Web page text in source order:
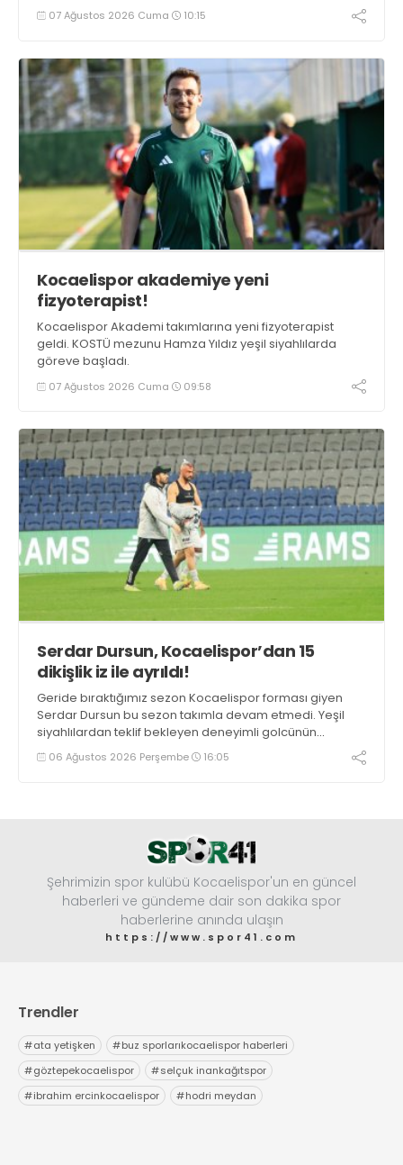
07 Ağustos 2026 Cuma 10:15
Kocaelispor akademiye yeni
fizyoterapist!
Kocaelispor Akademi takımlarına yeni fizyoterapist
geldi. KOSTÜ mezunu Hamza Yıldız yeşil siyahlılarda
göreve başladı.
07 Ağustos 2026 Cuma 09:58
Serdar Dursun, Kocaelispor’dan 15
dikişlik iz ile ayrıldı!
Geride bıraktığımız sezon Kocaelispor forması giyen
Serdar Dursun bu sezon takımla devam etmedi. Yeşil
siyahlılardan teklif bekleyen deneyimli golcünün
Gaziantep FK ile söz kesecek.
06 Ağustos 2026 Perşembe 16:05
Şehrimizin spor kulübü Kocaelispor'un en güncel
haberleri ve gündeme dair son dakika spor
haberlerine anında ulaşın
https://www.spor41.com
Trendler
#ata yetişken #buz sporlarıkocaelispor haberleri
#göztepekocaelispor #selçuk inankağıtspor
#ibrahim ercinkocaelispor #hodri meydan